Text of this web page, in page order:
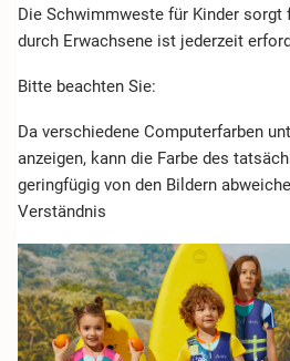
Die Schwimmweste für Kinder
durch Erwachsene ist jederzeit
Bitte beachten Sie:
Da verschiedene Computerfarben
anzeigen, kann die Farbe des
geringfügig von den Bildern
Verständnis